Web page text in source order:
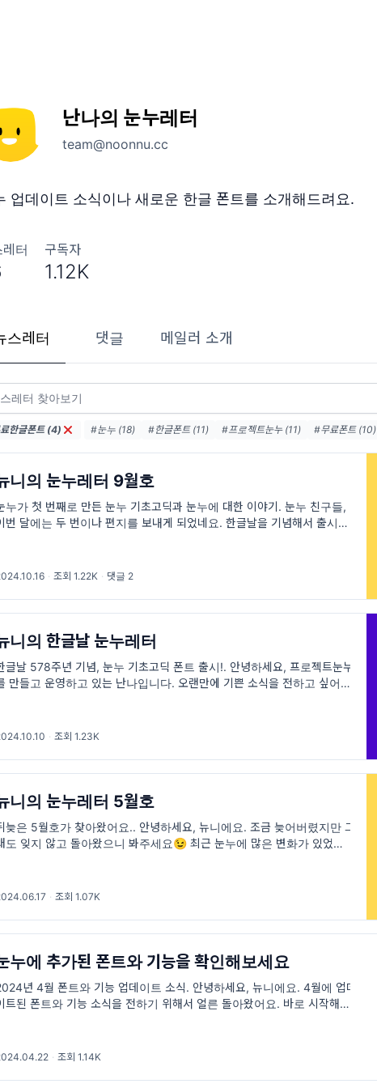
난나의 눈누레터
team@noonnu.cc
업데이트 소식이나 새로운 한글 폰트를 소개해드려요.
터 구독자
1.12K
스레터 댓글 메일러 소개
한글폰트 (4) #눈누 (18) #한글폰트 (11) #프로젝트눈누 (11) #무료폰트 (10)
니의 눈누레터 9월호
누가 첫 번째로 만든 눈누 기초고딕과 눈누에 대한 이야기. 눈누 친구들,
번 달에는 두 번이나 편지를 보내게 되었네요. 한글날을 기념해서 출시한
· 조회 1.22K · 댓글 2
니의 한글날 눈누레터
글날 578주년 기념, 눈누 기초고딕 폰트 출시!. 안녕하세요, 프로젝트눈누
만들고 운영하고 있는 난나입니다. 오랜만에 기쁜 소식을 전하고 싶어서
· 조회 1.23K
니의 눈누레터 5월호
늦은 5월호가 찾아왔어요.. 안녕하세요, 뉴니에요. 조금 늦어버렸지만 그
도 잊지 않고 돌아왔으니 봐주세요😉 최근 눈누에 많은 변화가 있었는데
· 조회 1.07K
누에 추가된 폰트와 기능을 확인해보세요
년 4월 폰트와 기능 업데이트 소식. 안녕하세요, 뉴니에요. 4월에 업데
트된 폰트와 기능 소식을 전하기 위해서 얼른 돌아왔어요. 바로 시작해볼
· 조회 1.14K